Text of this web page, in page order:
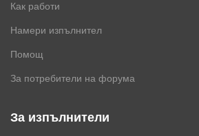
Как работи
Намери изпълнител
Помощ
За потребители на форума
За изпълнители